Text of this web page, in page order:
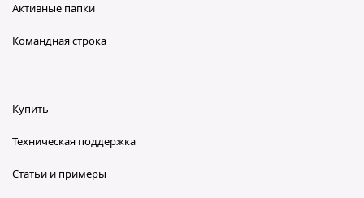
Активные папки
Командная строка
Купить
Техническая поддержка
Статьи и примеры